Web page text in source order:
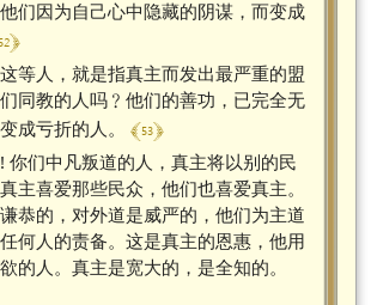
们因为自己心中隐藏的阴谋，而变成
﴾
等人，就是指真主而发出最严重的盟
同教的人吗﹖他们的善功，已完全无
成亏折的人。 ﴾ 53 ﴿
你们中凡叛道的人，真主将以别的民
主喜爱那些民众，他们也喜爱真主。
恭的，对外道是威严的，他们为主道
何人的责备。这是真主的恩惠，他用
的人。真主是宽大的，是全知的。